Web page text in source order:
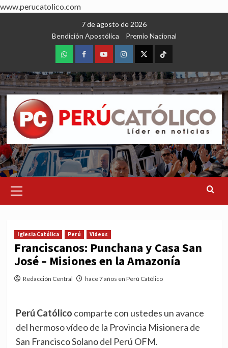
www.perucatolico.com
7 de agosto de 2026
Bendición Apostólica
Premio Nacional
WhatsAppFacebookYoutubeInstagram
X TikTok
Menu
Iglesia Católica Perú Videos
Franciscanos: Punchana y Casa San
José – Misiones en la Amazonía
Redacción Central hace 7 años en Perú Católico
Perú Católico comparte con ustedes un avance
del hermoso vídeo de la Provincia Misionera de
San Francisco Solano del Perú OFM.